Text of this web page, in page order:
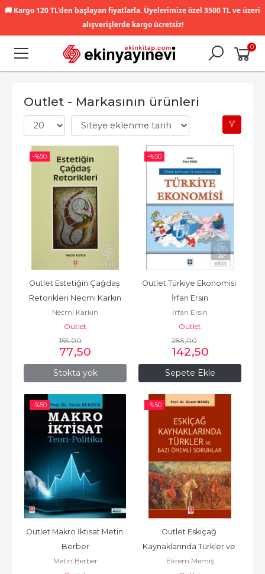
🚚 Kargo 120 TL'den başlayan fiyatlarla. Üyelerimize özel 3500 TL ve üzeri
alışverişlerde kargo ücretsiz!
0
Outlet - Markasının ürünleri
-%50
Stokta yok
Outlet Estetiğin Çağdaş
Retorikleri Necmi Karkın
Necmi Karkın
Outlet
155,00
77,50
-%50
Sepete Ekle
Outlet Türkiye Ekonomisi
İrfan Ersin
İrfan Ersin
Outlet
285,00
142,50
-%50
Outlet Makro İktisat Metin
Berber
Metin Berber
-%50
Outlet Eskiçağ
Kaynaklarında Türkler ve
Bazı Önemli Sorunlar
Ekrem Memiş